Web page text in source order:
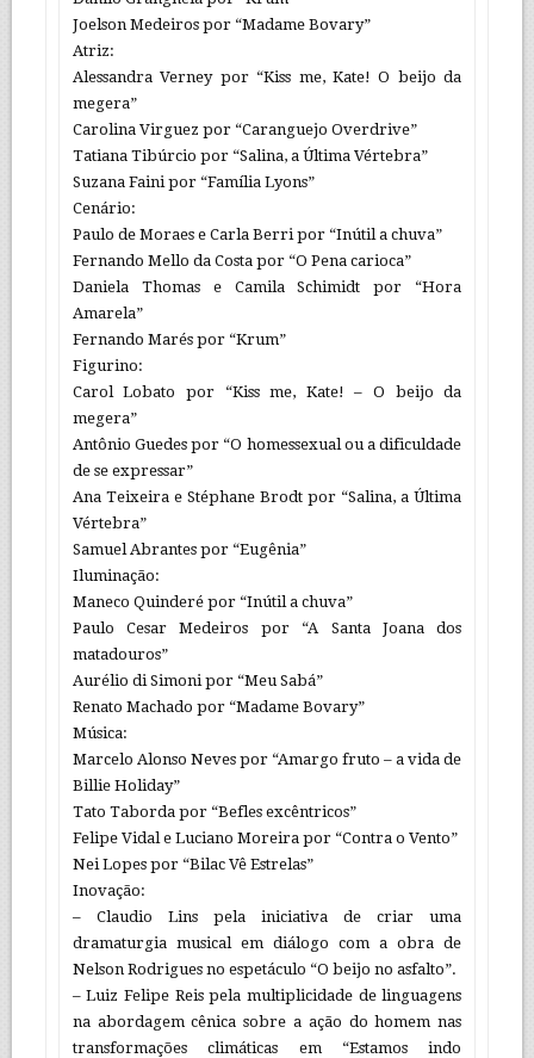
Joelson Medeiros por “Madame Bovary”
Atriz:
Alessandra Verney por “Kiss me, Kate! O beijo da
megera”
Carolina Virguez por “Caranguejo Overdrive”
Tatiana Tibúrcio por “Salina, a Última Vértebra”
Suzana Faini por “Família Lyons”
Cenário:
Paulo de Moraes e Carla Berri por “Inútil a chuva”
Fernando Mello da Costa por “O Pena carioca”
Daniela Thomas e Camila Schimidt por “Hora
Amarela”
Fernando Marés por “Krum”
Figurino:
Carol Lobato por “Kiss me, Kate! – O beijo da
megera”
Antônio Guedes por “O homessexual ou a dificuldade
de se expressar”
Ana Teixeira e Stéphane Brodt por “Salina, a Última
Vértebra”
Samuel Abrantes por “Eugênia”
Iluminação:
Maneco Quinderé por “Inútil a chuva”
Paulo Cesar Medeiros por “A Santa Joana dos
matadouros”
Aurélio di Simoni por “Meu Sabá”
Renato Machado por “Madame Bovary”
Música:
Marcelo Alonso Neves por “Amargo fruto – a vida de
Billie Holiday”
Tato Taborda por “Befles excêntricos”
Felipe Vidal e Luciano Moreira por “Contra o Vento”
Nei Lopes por “Bilac Vê Estrelas”
Inovação:
– Claudio Lins pela iniciativa de criar uma
dramaturgia musical em diálogo com a obra de
Nelson Rodrigues no espetáculo “O beijo no asfalto”.
– Luiz Felipe Reis pela multiplicidade de linguagens
na abordagem cênica sobre a ação do homem nas
transformações climáticas em “Estamos indo